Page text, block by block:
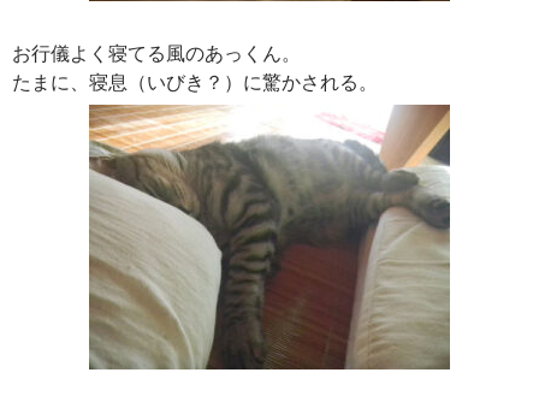
お行儀よく寝てる風のあっくん。
たまに、寝息（いびき？）に驚かされる。